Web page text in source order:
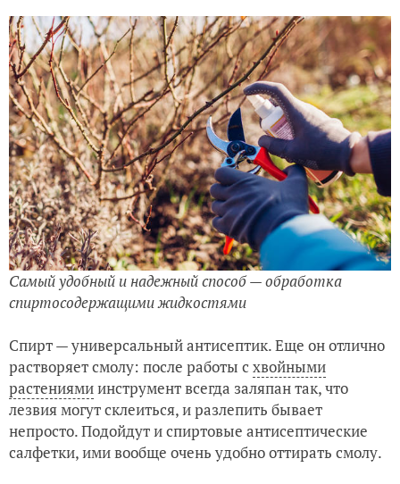
Самый удобный и надежный способ — обработка
спиртосодержащими жидкостями
Спирт — универсальный антисептик. Еще он отлично
растворяет смолу: после работы с хвойными
растениямиинструмент всегда заляпан так, что
лезвия могут склеиться, и разлепить бывает
непросто. Подойдут и спиртовые антисептические
салфетки, ими вообще очень удобно оттирать смолу.